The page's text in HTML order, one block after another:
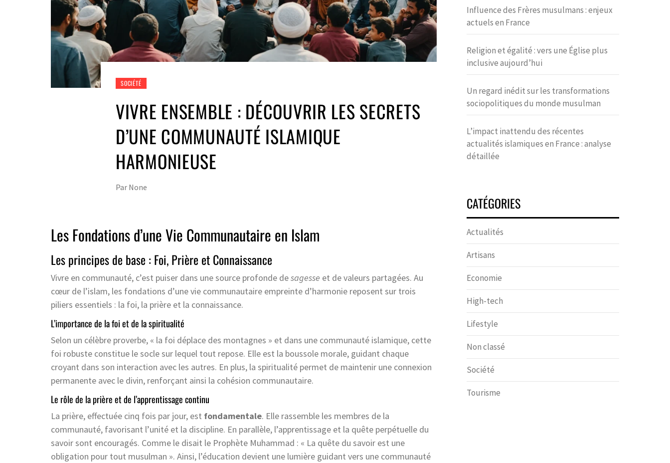
SOCIÉTÉ
VIVRE ENSEMBLE : DÉCOUVRIR LES SECRETS
D’UNE COMMUNAUTÉ ISLAMIQUE
HARMONIEUSE
Par None
Les Fondations d’une Vie Communautaire en Islam
Les principes de base : Foi, Prière et Connaissance
Vivre en communauté, c’est puiser dans une source profonde desagesse et de valeurs partagées. Au
cœur de l’islam, les fondations d’une vie communautaire empreinte d’harmonie reposent sur trois
piliers essentiels : la foi, la prière et la connaissance.
L’importance de la foi et de la spiritualité
Selon un célèbre proverbe, « la foi déplace des montagnes » et dans une communauté islamique, cette
foi robuste constitue le socle sur lequel tout repose. Elle est la boussole morale, guidant chaque
croyant dans son interaction avec les autres. En plus, la spiritualité permet de maintenir une connexion
permanente avec le divin, renforçant ainsi la cohésion communautaire.
Le rôle de la prière et de l’apprentissage continu
La prière, effectuée cinq fois par jour, est fondamentale. Elle rassemble les membres de la
communauté, favorisant l’unité et la discipline. En parallèle, l’apprentissage et la quête perpétuelle du
savoir sont encouragés. Comme le disait le Prophète Muhammad : « La quête du savoir est une
obligation pour tout musulman ». Ainsi, l’éducation devient une lumière guidant vers une communauté
Influence des Frères musulmans : enjeux
actuels en France
Religion et égalité : vers une Église plus
inclusive aujourd’hui
Un regard inédit sur les transformations
sociopolitiques du monde musulman
L’impact inattendu des récentes
actualités islamiques en France : analyse
détaillée
CATÉGORIES
Actualités
Artisans
Economie
High-tech
Lifestyle
Non classé
Société
Tourisme